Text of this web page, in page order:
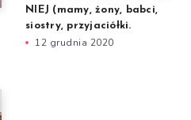
NIEJ (mamy, żony, babci,
siostry, przyjaciółki.
12 grudnia 2020